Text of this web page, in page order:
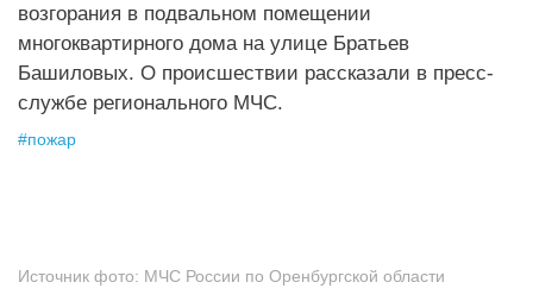
возгорания в подвальном помещении
многоквартирного дома на улице Братьев
Башиловых. О происшествии рассказали в пресс-
службе регионального МЧС.
#пожар
Источник фото: МЧС России по Оренбургской области